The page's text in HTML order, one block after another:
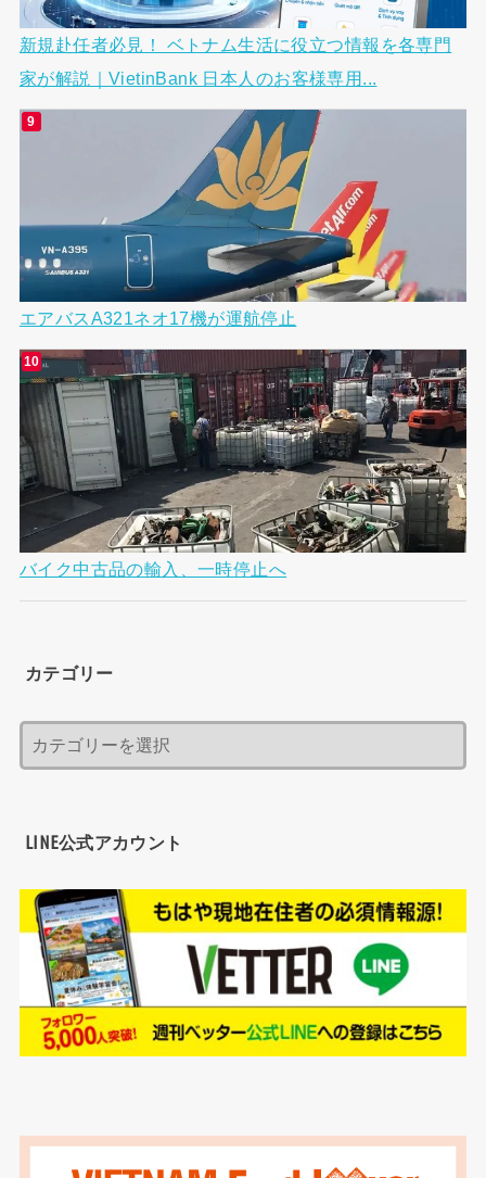
新規赴任者必見！ ベトナム生活に役立つ情報を各専門
家が解説｜VietinBank 日本人のお客様専用...
エアバスA321ネオ17機が運航停止
バイク中古品の輸入、一時停止へ
カテゴリー
LINE公式アカウント